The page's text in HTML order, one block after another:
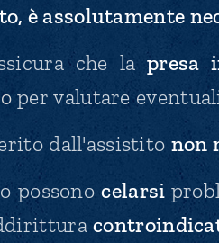
è assolutamente
che lapresa
per valutare
dall'assistito non
possonocelarsi